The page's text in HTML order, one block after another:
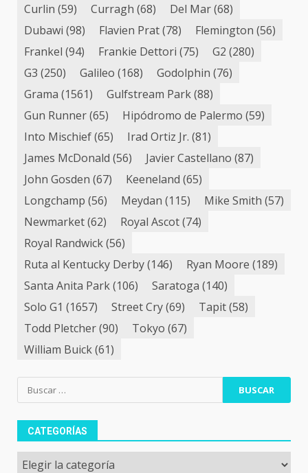
Curlin (59) Curragh (68) Del Mar(68)
Dubawi (98) Flavien Prat(78) Flemington (56)
Frankel (94) Frankie Dettori (75) G2 (280)
G3 (250) Galileo (168) Godolphin (76)
Grama (1561) Gulfstream Park(88)
Gun Runner(65) Hipódromo de Palermo (59)
Into Mischief(65) Irad Ortiz Jr. (81)
James McDonald (56) Javier Castellano (87)
John Gosden (67) Keeneland (65)
Longchamp (56) Meydan (115) Mike Smith (57)
Newmarket(62) Royal Ascot(74)
Royal Randwick(56)
Ruta al Kentucky Derby(146) Ryan Moore (189)
Santa Anita Park(106) Saratoga (140)
Solo G1 (1657) Street Cry(69) Tapit(58)
Todd Pletcher(90) Tokyo (67)
William Buick(61)
Buscar:
CATEGORÍAS
Categorías